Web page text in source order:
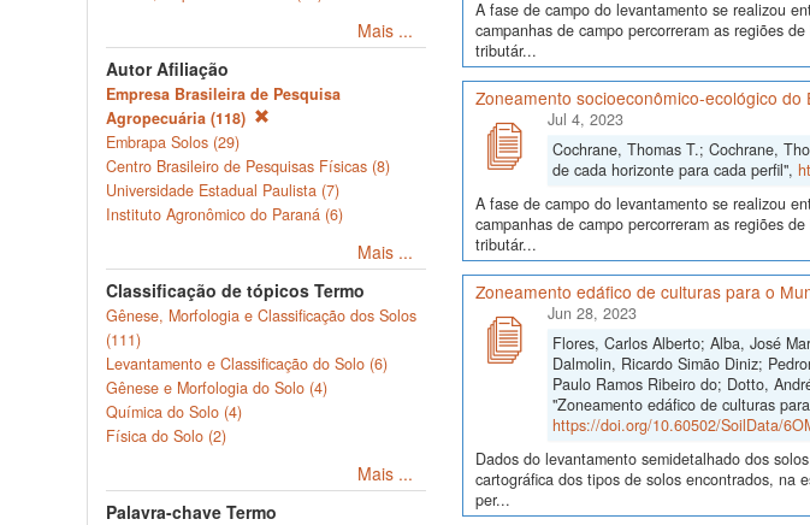
Mais ...
Autor Afiliação
Empresa Brasileira de Pesquisa
Agropecuária (118)
Embrapa Solos (29)
Centro Brasileiro de Pesquisas Físicas (8)
Universidade Estadual Paulista (7)
Instituto Agronômico do Paraná (6)
Mais ...
Classificação de tópicos Termo
Gênese, Morfologia e Classificação dos Solos
(111)
Levantamento e Classificação do Solo (6)
Gênese e Morfologia do Solo (4)
Química do Solo (4)
Física do Solo (2)
Mais ...
Palavra-chave Termo
A fase de campo do levantamento se realizou
campanhas de campo percorreram as regiões
tributár...
Zoneamento socioeconômico-ecológico
Jul 4, 2023
Cochrane, Thomas T.; Cochrane,
de cada horizonte para cada perfil",
A fase de campo do levantamento se realizou
campanhas de campo percorreram as regiões
tributár...
Zoneamento edáfico de culturas para o
Jun 28, 2023
Flores, Carlos Alberto; Alba, José
Dalmolin, Ricardo Simão Diniz;
Paulo Ramos Ribeiro do; Dotto,
"Zoneamento edáfico de culturas
https://doi.org/10.60502/SoilData/
Dados do levantamento semidetalhado dos
cartográfica dos tipos de solos encontrados, na
per...